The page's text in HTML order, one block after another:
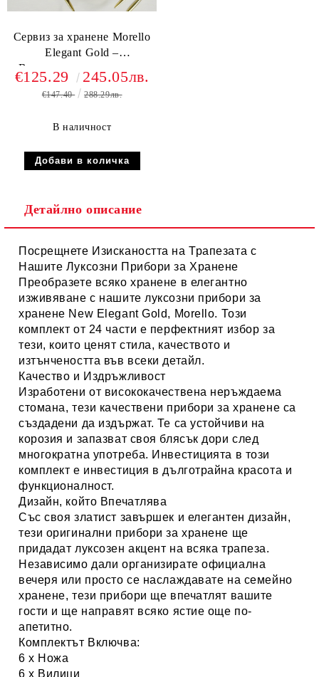
Сервиз за хранене Morello
Elegant Gold –
Величествена класика и
кралски блясък, 18 ч. New
Bone
€125.29 245.05лв.
€147.40 288.29лв.
В наличност
Детайлно описание
Посрещнете Изискаността на Трапезата с
Нашите Луксозни Прибори за Хранене
Преобразете всяко хранене в елегантно
изживяване с нашите луксозни прибори за
хранене New Elegant Gold, Morello. Този
комплект от 24 части е перфектният избор за
тези, които ценят стила, качеството и
изтънчеността във всеки детайл.
Качество и Издръжливост
Изработени от висококачествена неръждаема
стомана, тези качествени прибори за хранене са
създадени да издържат. Те са устойчиви на
корозия и запазват своя блясък дори след
многократна употреба. Инвестицията в този
комплект е инвестиция в дълготрайна красота и
функционалност.
Дизайн, който Впечатлява
Със своя златист завършек и елегантен дизайн,
тези оригинални прибори за хранене ще
придадат луксозен акцент на всяка трапеза.
Независимо дали организирате официална
вечеря или просто се наслаждавате на семейно
хранене, тези прибори ще впечатлят вашите
гости и ще направят всяко ястие още по-
апетитно.
Комплектът Включва:
6 x Ножа
6 x Вилици